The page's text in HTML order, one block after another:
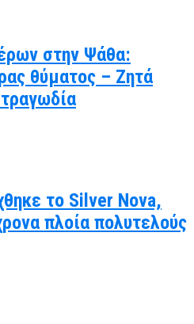
στην Ψάθα:
θύματος – Ζητά
το Silver Nova,
πλοία πολυτελούς